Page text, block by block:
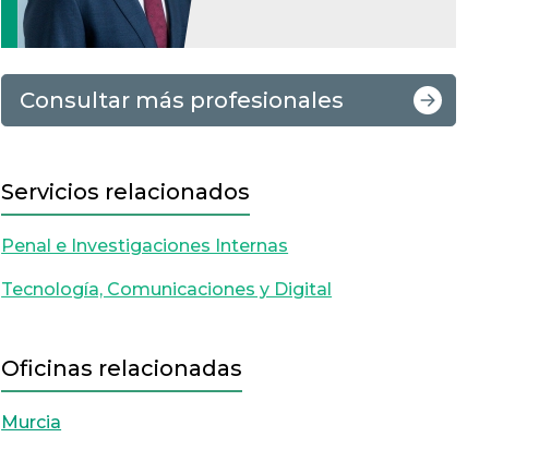
Consultar más profesionales
Servicios relacionados
Penal e Investigaciones Internas
Tecnología, Comunicaciones y Digital
Oficinas relacionadas
Murcia